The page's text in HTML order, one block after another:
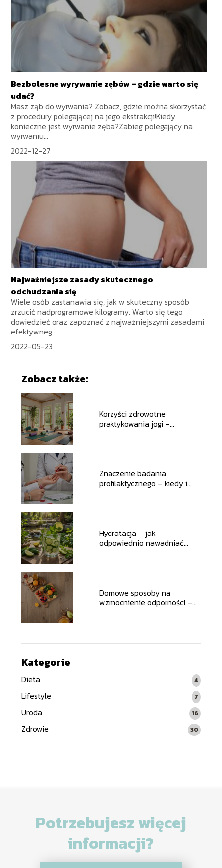
Bezbolesne wyrywanie zębów – gdzie warto się
udać?
Masz ząb do wyrwania? Zobacz, gdzie można skorzystać
z procedury polegającej na jego ekstrakcji!Kiedy
konieczne jest wyrwanie zęba?Zabieg polegający na
wyrwaniu...
2022-12-27
Najważniejsze zasady skutecznego
odchudzania się
Wiele osób zastanawia się, jak w skuteczny sposób
zrzucić nadprogramowe kilogramy. Warto się tego
dowiedzieć oraz zapoznać z najważniejszymi zasadami
efektywneg...
2022-05-23
Zobacz także:
Korzyści zdrowotne
praktykowania jogi –
Znaczenie badania
profilaktycznego – kiedy i
Hydratacja – jak
odpowiednio nawadniać
Domowe sposoby na
wzmocnienie odporności –
Kategorie
Dieta 4
Lifestyle 7
Uroda 16
Zdrowie 30
Potrzebujesz więcej
informacji?